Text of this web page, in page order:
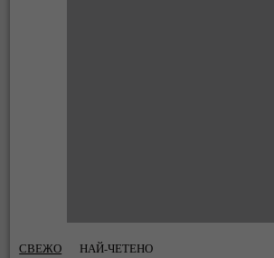
СВЕЖО НАЙ-ЧЕТЕНО